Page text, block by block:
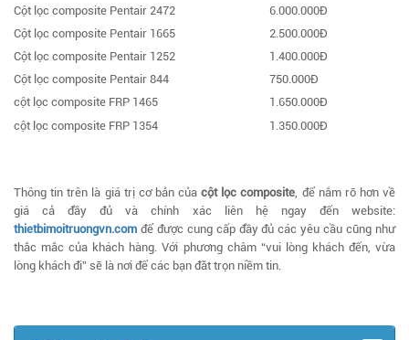
Cột lọc composite Pentair 2472
6.000.000Đ
Cột lọc composite Pentair 1665
2.500.000Đ
Cột lọc composite Pentair 1252
1.400.000Đ
Cột lọc composite Pentair 844
750.000Đ
cột lọc composite FRP 1465
1.650.000Đ
cột lọc composite FRP 1354
1.350.000Đ
Thông tin trên là giá trị cơ bản củacột lọc composite, để nắm rõ hơn về
giá cả đầy đủ và chính xác liên hệ ngay đến website:
thietbimoitruongvn.com để được cung cấp đầy đủ các yêu cầu cũng như
thắc mắc của khách hàng. Với phương châm “vui lòng khách đến, vừa
lòng khách đi” sẽ là nơi để các bạn đăt trọn niềm tin.